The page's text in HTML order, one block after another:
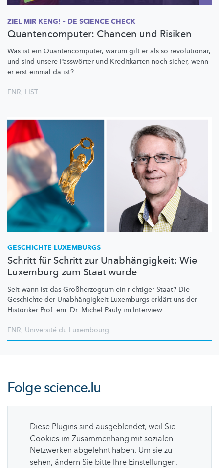
ZIEL MIR KENG! – DE SCIENCE CHECK
Quantencomputer: Chancen und Risiken
Was ist ein Quantencomputer, warum gilt er als so revolutionär,
und sind unsere Passwörter und Kreditkarten noch sicher, wenn
er erst einmal da ist?
FNR, LIST
GESCHICHTE LUXEMBURGS
Schritt für Schritt zur Unabhängigkeit: Wie
Luxemburg zum Staat wurde
Seit wann ist das Großherzogtum ein richtiger Staat? Die
Geschichte der Unabhängigkeit Luxemburgs erklärt uns der
Historiker Prof. em. Dr. Michel Pauly im Interview.
FNR, Université du Luxembourg
Folgescience.lu
Diese Plugins sind ausgeblendet, weil Sie
Cookies im Zusammenhang mit sozialen
Netzwerken abgelehnt haben. Um sie zu
sehen, ändern Sie bitte Ihre Einstellungen.